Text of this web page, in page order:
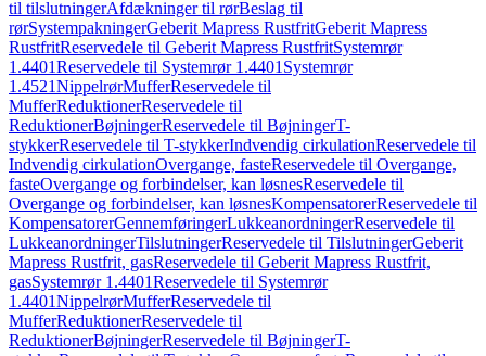
til tilslutningerAfdækninger til rørBeslag til
rørSystempakningerGeberit Mapress RustfritGeberit Mapress
RustfritReservedele til Geberit Mapress RustfritSystemrør
1.4401Reservedele til Systemrør 1.4401 Systemrør
1.4521NippelrørMufferReservedele til
MufferReduktionerReservedele til
ReduktionerBøjningerReservedele til BøjningerT-
stykkerReservedele til T-stykkerIndvendig cirkulationReservedele til
Indvendig cirkulationOvergange, fasteReservedele til Overgange,
fasteOvergange og forbindelser, kan løsnesReservedele til
Overgange og forbindelser, kan løsnesKompensatorerReservedele til
KompensatorerGennemføringerLukkeanordningerReservedele til
LukkeanordningerTilslutningerReservedele til TilslutningerGeberit
Mapress Rustfrit, gasReservedele til Geberit Mapress Rustfrit,
gasSystemrør 1.4401Reservedele til Systemrør
1.4401NippelrørMufferReservedele til
MufferReduktionerReservedele til
ReduktionerBøjningerReservedele til BøjningerT-